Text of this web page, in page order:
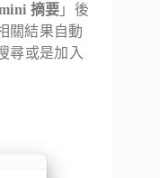
摘要 」後
關結果自動
尋或是加入